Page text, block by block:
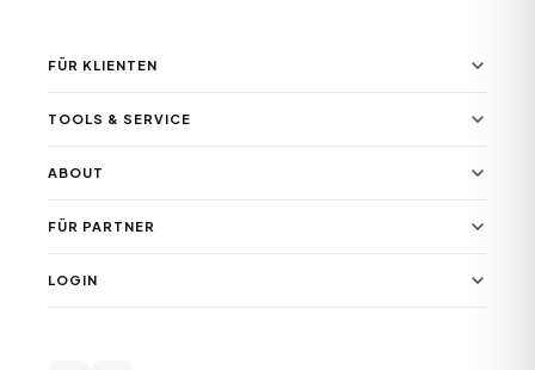
FÜR KLIENTEN
TOOLS & SERVICE
ABOUT
FÜR PARTNER
LOGIN